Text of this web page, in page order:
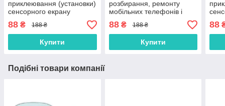
приклеювання (установки)
сенсорного екрану
(модуля) 15 мл
88 ₴ 188 ₴
Купити
розбирання, ремонту
мобільних телефонів і
88₴ 188 ₴
Купити
88
Подібні товари компанії